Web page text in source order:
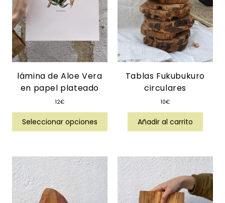
lámina de Aloe Vera
en papel plateado
12€
Seleccionar opciones
Tablas Fukubukuro
circulares
10€
Añadir al carrito